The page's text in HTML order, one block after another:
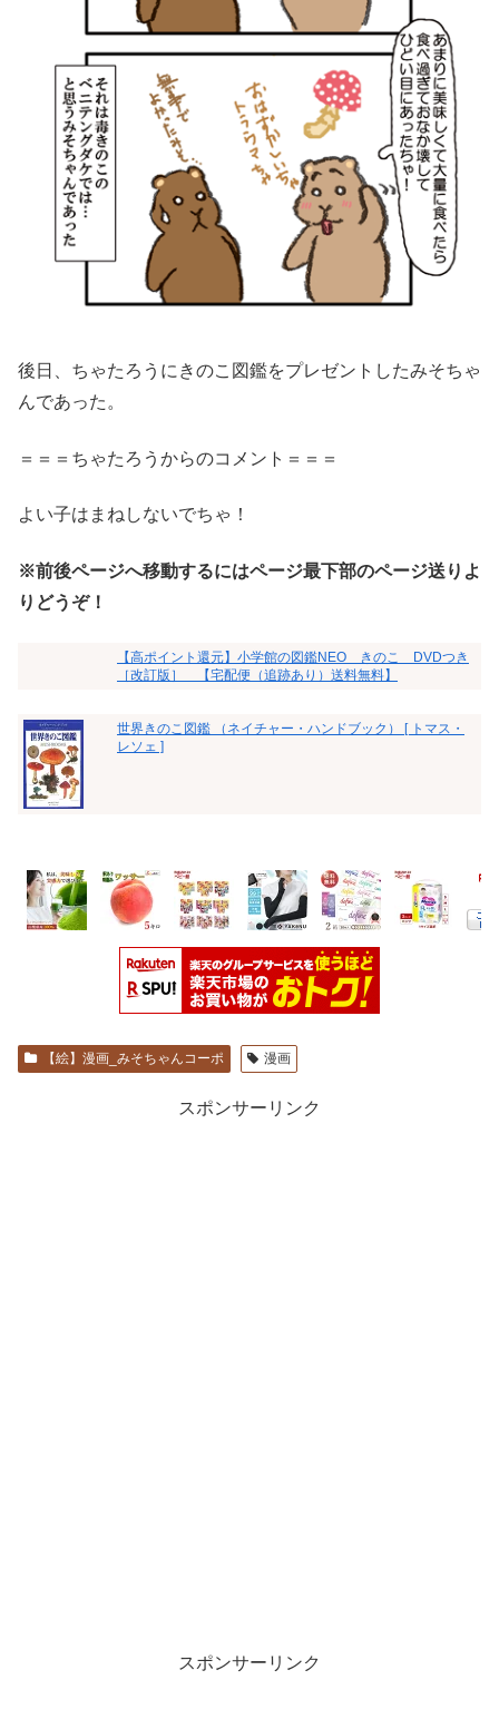
後日、ちゃたろうにきのこ図鑑をプレゼントしたみそちゃ
んであった。
＝＝＝ちゃたろうからのコメント＝＝＝
よい子はまねしないでちゃ！
※前後ページへ移動するにはページ最下部のページ送りよ
りどうぞ！
【高ポイント還元】小学館の図鑑NEO きのこ DVDつき
［改訂版］ 【宅配便（追跡あり）送料無料】
世界きのこ図鑑 （ネイチャー・ハンドブック） [ トマス・
レソェ ]
【絵】漫画_みそちゃんコーポ 漫画
スポンサーリンク
スポンサーリンク